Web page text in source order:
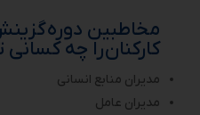
مخاطبین دوره
کارکنانرا چه
مدیران منابع انسانی
مدیران عامل